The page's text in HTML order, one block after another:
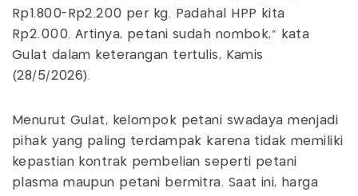
Rp1.800-Rp2.200 per kg. Padahal HPP kita
Rp2.000. Artinya, petani sudah nombok,” kata
Gulat dalam keterangan tertulis, Kamis
(28/5/2026).
Menurut Gulat, kelompok petani swadaya menjadi
pihak yang paling terdampak karena tidak memiliki
kepastian kontrak pembelian seperti petani
plasma maupun petani bermitra. Saat ini, harga